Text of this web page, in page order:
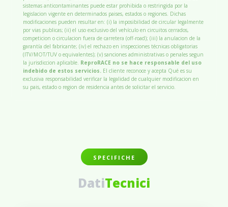
sistemas anticontaminantes puede estar prohibida o restringida por la
legislacion vigente en determinados paises, estados o regiones. Dichas
modificaciones pueden resultar en: (i) la imposibilidad de circular legalmente
por vias publicas; (ii) el uso exclusivo del vehículo en circuitos cerrados,
competicion o circulacion fuera de carretera (off-road); (iii) la anulacion de la
garantía del fabricante; (iv) el rechazo en inspecciones técnicas obligatorias
(ITV/MOT/TUV o equivalentes); (v) sanciones administrativas o penales segun
la jurisdiccion aplicable. ReproRACE no se hace responsable del uso
indebido de estos servicios. El cliente reconoce y acepta Qué es su
exclusiva responsabilidad verificar la legalidad de cualquier modificacion en
su pais, estado o region de residencia antes de solicitar el servicio.
SPECIFICHE
DatiTecnici